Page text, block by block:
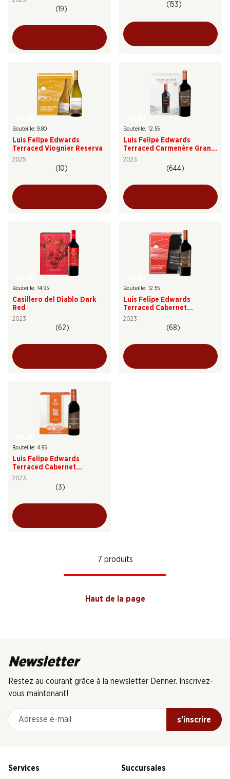
(19)
(153)
Bouteille: 9.80
Luis Felipe Edwards
Terraced Viognier Reserva
2025
(10)
Bouteille: 12.55
Luis Felipe Edwards
Terraced Carmenère Gran
Reserva
2023
(644)
Bouteille: 14.95
Casillero del Diablo Dark
Red
2023
(62)
Bouteille: 12.55
Luis Felipe Edwards
Terraced Cabernet
Sauvignon Gran Reserva
2023
(68)
Bouteille: 4.95
Luis Felipe Edwards
Terraced Cabernet
Sauvignon Gran Reserva
2023
(3)
7 produits
Haut de la page
Newsletter
Restez au courant grâce à la newsletter Denner. Inscrivez-
vous maintenant!
Adresse e-mail
s’inscrire
Services
Succursales